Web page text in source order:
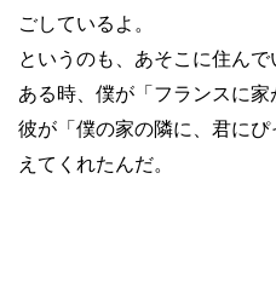
ごしているよ。
というのも、あそこに住んで
ある時、僕が「フランスに家
彼が「僕の家の隣に、君に
えてくれたんだ。